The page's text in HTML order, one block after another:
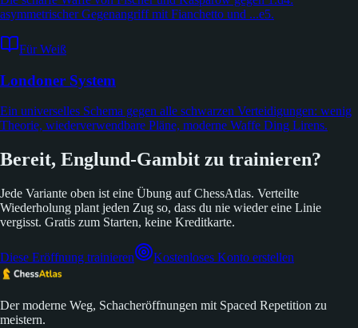
asymmetrischer Gegenangriff mit Fianchetto und ...e5.
Für Weiß
Londoner System
Ein universelles Schema gegen alle schwarzen Verteidigungen: wenig
Theorie, wiederverwendbare Pläne, moderne Waffe Ding Lirens.
Bereit, Englund-Gambit zu trainieren?
Jede Variante oben ist eine Übung auf ChessAtlas. Verteilte
Wiederholung plant jeden Zug so, dass du nie wieder eine Linie
vergisst. Gratis zum Starten, keine Kreditkarte.
Diese Eröffnung trainieren Kostenloses Konto erstellen
Der moderne Weg, Schacheröffnungen mit Spaced Repetition zu
meistern.